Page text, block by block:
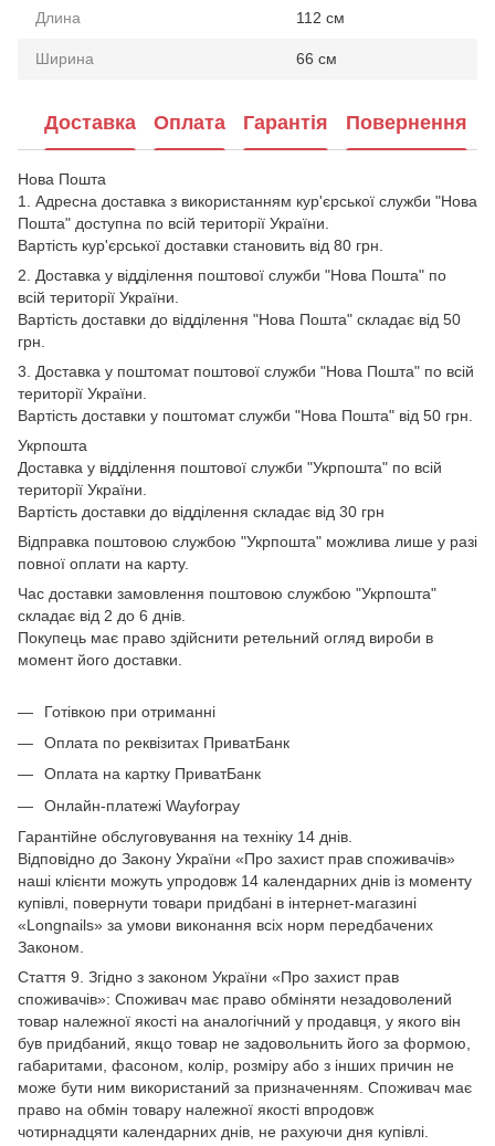
Длина 112 см
Ширина 66 см
Доставка Оплата Гарантія Повернення
Нова Пошта
1. Адресна доставка з використанням кур'єрської служби "Нова
Пошта" доступна по всій території України.
Вартість кур'єрської доставки становить від 80 грн.
2. Доставка у відділення поштової служби "Нова Пошта" по
всій території України.
Вартість доставки до відділення "Нова Пошта" складає від 50
грн.
3. Доставка у поштомат поштової служби "Нова Пошта" по всій
території України.
Вартість доставки у поштомат служби "Нова Пошта" від 50 грн.
Укрпошта
Доставка у відділення поштової служби "Укрпошта" по всій
території України.
Вартість доставки до відділення складає від 30 грн
Відправка поштовою службою "Укрпошта" можлива лише у разі
повної оплати на карту.
Час доставки замовлення поштовою службою "Укрпошта"
складає від 2 до 6 днів.
Покупець має право здійснити ретельний огляд вироби в
момент його доставки.
Готівкою при отриманні
Оплата по реквізитах ПриватБанк
Оплата на картку ПриватБанк
Онлайн-платежі Wayforpay
Гарантійне обслуговування на техніку 14 днів.
Відповідно до Закону України «Про захист прав споживачів»
наші клієнти можуть упродовж 14 календарних днів із моменту
купівлі, повернути товари придбані в інтернет-магазині
«Longnails» за умови виконання всіх норм передбачених
Законом.
Стаття 9. Згідно з законом України «Про захист прав
споживачів»: Споживач має право обміняти незадоволений
товар належної якості на аналогічний у продавця, у якого він
був придбаний, якщо товар не задовольнить його за формою,
габаритами, фасоном, колір, розміру або з інших причин не
може бути ним використаний за призначенням. Споживач має
право на обмін товару належної якості впродовж
чотирнадцяти календарних днів, не рахуючи дня купівлі.